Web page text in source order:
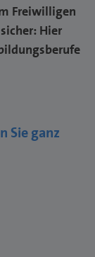
Freiwilligen
Hier
Sie ganz